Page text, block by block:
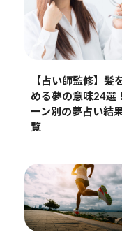
【占い師監修】髪
める夢の意味24選
ーン別の夢占い結
覧